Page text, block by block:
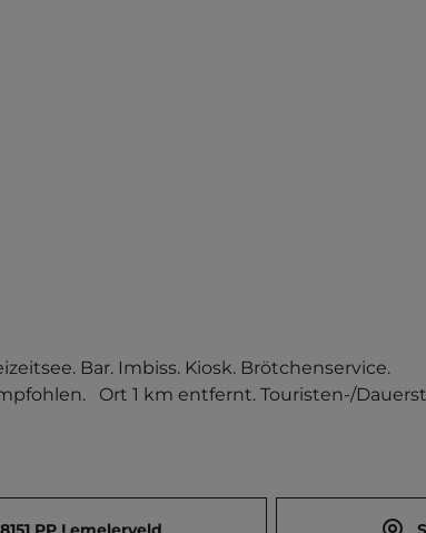
Bar. Imbiss. Kiosk. Brötchenservice.
Ort 1 km entfernt. Touristen-/